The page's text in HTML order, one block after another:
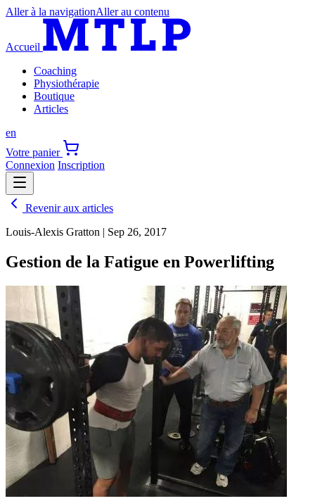
Aller à la navigationAller au contenu
Accueil
Coaching
Physiothérapie
Boutique
Articles
en
Votre panier
Connexion Inscription
Revenir aux articles
Louis-Alexis Gratton | Sep 26, 2017
Gestion de la Fatigue en Powerlifting